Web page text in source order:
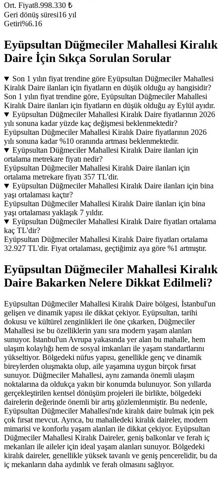
Ort. Fiyat8.998.330 ₺
Geri dönüş süresi16 yıl
Getiri%6.16
Eyüpsultan Düğmeciler Mahallesi Kiralık
Daire İçin Sıkça Sorulan Sorular
Son 1 yılın fiyat trendine göre Eyüpsultan Düğmeciler Mahallesi
Kiralık Daire ilanları için fiyatların en düşük olduğu ay hangisidir?
Son 1 yılın fiyat trendine göre, Eyüpsultan Düğmeciler Mahallesi
Kiralık Daire ilanları için fiyatların en düşük olduğu ay Eylül ayıdır.
Eyüpsultan Düğmeciler Mahallesi Kiralık Daire fiyatlarının 2026
yılı sonuna kadar yüzde kaç değişmesi beklenmektedir?
Eyüpsultan Düğmeciler Mahallesi Kiralık Daire fiyatlarının 2026
yılı sonuna kadar %10 oranında artması beklenmektedir.
Eyüpsultan Düğmeciler Mahallesi Kiralık Daire ilanları için
ortalama metrekare fiyatı nedir?
Eyüpsultan Düğmeciler Mahallesi Kiralık Daire ilanları için
ortalama metrekare fiyatı 357 TL'dir.
Eyüpsultan Düğmeciler Mahallesi Kiralık Daire ilanları için bina
yaşı ortalaması kaçtır?
Eyüpsultan Düğmeciler Mahallesi Kiralık Daire ilanları için bina
yaşı ortalaması yaklaşık 7 yıldır.
Eyüpsultan Düğmeciler Mahallesi Kiralık Daire fiyatları ortalama
kaç TL'dir?
Eyüpsultan Düğmeciler Mahallesi Kiralık Daire fiyatları ortalama
32.927 TL'dir. Fiyat ortalaması, geçtiğimiz aya göre %1 artmıştır.
Eyüpsultan Düğmeciler Mahallesi Kiralık
Daire Bakarken Nelere Dikkat Edilmeli?
Eyüpsultan Düğmeciler Mahallesi Kiralık Daire bölgesi, İstanbul'un
gelişen ve dinamik yapısı ile dikkat çekiyor. Eyüpsultan, tarihi
dokusu ve kültürel zenginlikleri ile öne çıkarken, Düğmeciler
Mahallesi ise bu özelliklerin yanı sıra modern yaşam alanları
sunuyor. İstanbul'un Avrupa yakasında yer alan bu mahalle, hem
ulaşım kolaylığı hem de sosyal imkanları ile yaşam standartlarını
yükseltiyor. Bölgedeki nüfus yapısı, genellikle genç ve dinamik
bireylerden oluşmakta olup, aile yaşamına uygun birçok fırsat
sunuyor. Düğmeciler Mahallesi, aynı zamanda önemli ulaşım
noktalarına da oldukça yakın bir konumda bulunuyor. Son yıllarda
gerçekleştirilen kentsel dönüşüm projeleri ile birlikte, bölgedeki
dairelerin değerinde önemli bir artış gözlemlenmiştir. Bu nedenle,
Eyüpsultan Düğmeciler Mahallesi'nde kiralık daire bulmak için pek
çok fırsat mevcut. Ayrıca, bu mahalledeki kiralık daireler, modern
mimarisi ve konforlu yaşam alanları ile dikkat çekiyor. Eyüpsultan
Düğmeciler Mahallesi Kiralık Daireler, geniş balkonlar ve ferah iç
mekanları ile aileler için ideal yaşam alanları sunuyor. Bölgedeki
kiralık daireler, genellikle yüksek tavanlı ve geniş pencerelidir, bu da
iç mekanların daha aydınlık ve ferah olmasını sağlıyor.